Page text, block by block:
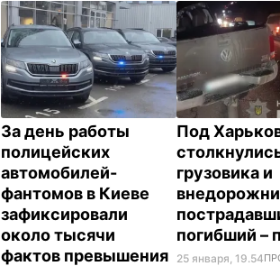
За день работы
полицейских
автомобилей-
фантомов в Киеве
зафиксировали
около тысячи
фактов превышения
Под
грузовика и
погибший –
25 января, 19.54